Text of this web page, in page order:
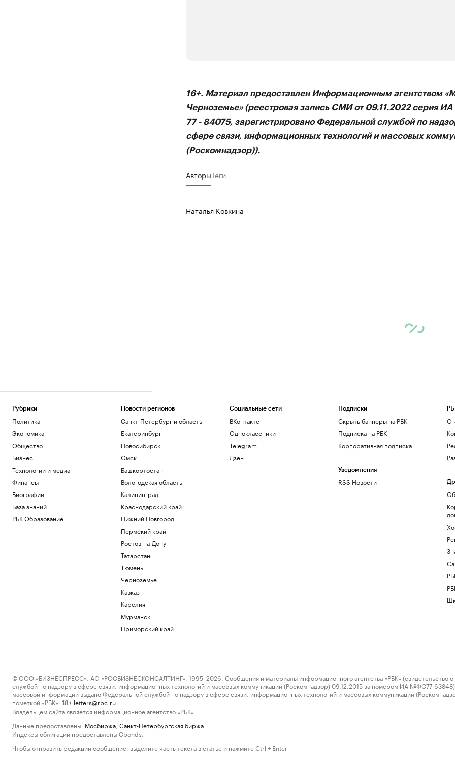
Делитесь новостями бизнеса на РБК
Управляйте страницей компании и развивайте личные бренды спикеров бизнеса
16+. Материал предоставлен Информационным агентством
Черноземье» (реестровая запись СМИ от 09.11.2022 серия
77 - 84075, зарегистрировано Федеральной службой по
сфере связи, информационных технологий и массовых
(Роскомнадзор)).
АвторыТеги
Наталья Ковкина
Рубрики
Политика
Экономика
Общество
Бизнес
Технологии и медиа
Финансы
Биографии
База знаний
РБК Образование
Новости регионов
Санкт-Петербург и область
Екатеринбург
Новосибирск
Омск
Башкортостан
Вологодская область
Калининград
Краснодарский край
Нижний Новгород
Пермский край
Ростов-на-Дону
Татарстан
Тюмень
Черноземье
Кавказ
Карелия
Мурманск
Приморский край
Социальные сети
ВКонтакте
Одноклассники
Telegram
Дзен
Подписки
Скрыть баннеры на РБК
Подписка на РБК
Корпоративная подписка
Уведомления
RSS Новости
О
© ООО «БИЗНЕСПРЕСС», АО «РОСБИЗНЕСКОНСАЛТИНГ», 1995–2026. Сообщения и материалы информационного агентства «РБК» (свидетельство о
службой по надзору в сфере связи, информационных технологий и массовых коммуникаций (Роскомнадзор) 09.12.2015 за номером ИА №ФС77-63848)
массовой информации выдано Федеральной службой по надзору в сфере связи, информационных технологий и массовых коммуникаций
пометкой «РБК».
18+ letters@rbc.ru
Владельцем сайта является информационное агентство «РБК».
Данные предоставлены: Мосбиржа Санкт-Петербургская биржа
Индексы облигаций предоставлены Cbonds.
Чтобы отправить редакции сообщение, выделите часть текста в статье и нажмите Ctrl + Enter